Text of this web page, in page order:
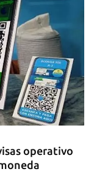
operativo